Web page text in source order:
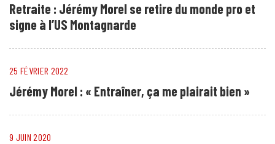
Retraite : Jérémy Morel se retire du monde pro et
signe à l’US Montagnarde
25 FÉVRIER 2022
Jérémy Morel : « Entraîner, ça me plairait bien »
9 JUIN 2020